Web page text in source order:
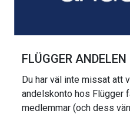
FLÜGGER ANDELEN
Du har väl inte missat att
andelskonto hos Flügger
medlemmar (och dess